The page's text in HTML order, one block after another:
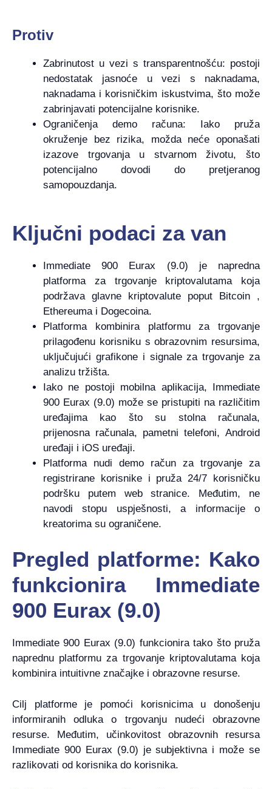
Protiv
Zabrinutost u vezi s transparentnošću: postoji
nedostatak jasnoće u vezi s naknadama,
naknadama i korisničkim iskustvima, što može
zabrinjavati potencijalne korisnike.
Ograničenja demo računa: Iako pruža
okruženje bez rizika, možda neće oponašati
izazove trgovanja u stvarnom životu, što
potencijalno dovodi do pretjeranog
samopouzdanja.
Ključni podaci za van
Immediate 900 Eurax (9.0) je napredna
platforma za trgovanje kriptovalutama koja
podržava glavne kriptovalute poput Bitcoin ,
Ethereuma i Dogecoina.
Platforma kombinira platformu za trgovanje
prilagođenu korisniku s obrazovnim resursima,
uključujući grafikone i signale za trgovanje za
analizu tržišta.
Iako ne postoji mobilna aplikacija, Immediate
900 Eurax (9.0) može se pristupiti na različitim
uređajima kao što su stolna računala,
prijenosna računala, pametni telefoni, Android
uređaji i iOS uređaji.
Platforma nudi demo račun za trgovanje za
registrirane korisnike i pruža 24/7 korisničku
podršku putem web stranice. Međutim, ne
navodi stopu uspješnosti, a informacije o
kreatorima su ograničene.
Pregled platforme: Kako
funkcionira Immediate
900 Eurax (9.0)
Immediate 900 Eurax (9.0) funkcionira tako što pruža
naprednu platformu za trgovanje kriptovalutama koja
kombinira intuitivne značajke i obrazovne resurse.
Cilj platforme je pomoći korisnicima u donošenju
informiranih odluka o trgovanju nudeći obrazovne
resurse. Međutim, učinkovitost obrazovnih resursa
Immediate 900 Eurax (9.0) je subjektivna i može se
razlikovati od korisnika do korisnika.